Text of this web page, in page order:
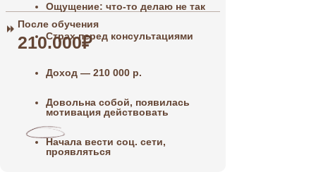
Ощущение: что-то делаю не так
Страх перед консультациями
После обучения
210.000₽
Доход — 210 000 р.
Довольна собой, появилась
мотивация действовать
Начала вести соц. сети,
проявляться